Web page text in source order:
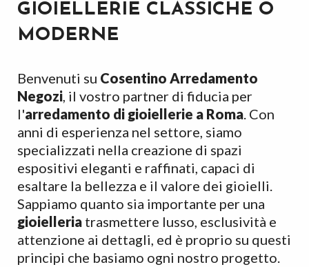
GIOIELLERIE CLASSICHE O
MODERNE
Benvenuti su Cosentino Arredamento
Negozi, il vostro partner di fiducia per
l'arredamento di gioiellerie a Roma. Con
anni di esperienza nel settore, siamo
specializzati nella creazione di spazi
espositivi eleganti e raffinati, capaci di
esaltare la bellezza e il valore dei gioielli.
Sappiamo quanto sia importante per una
gioielleria trasmettere lusso, esclusività e
attenzione ai dettagli, ed è proprio su questi
principi che basiamo ogni nostro progetto.